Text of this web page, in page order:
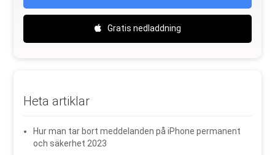
Gratis nedladdning
Heta artiklar
Hur man tar bort meddelanden på iPhone permanent
och säkerhet 2023